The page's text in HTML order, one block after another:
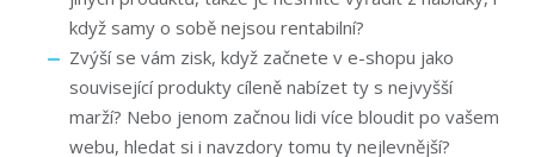
když samy o sobě nejsou rentabilní?
Zvýší se vám zisk, když začnete v e-shopu jako
související produkty cíleně nabízet ty s nejvyšší
marží? Nebo jenom začnou lidi více bloudit po vašem
webu, hledat si i navzdory tomu ty nejlevnější?